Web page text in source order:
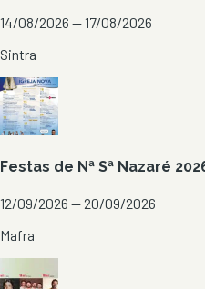
14/08/2026 — 17/08/2026
Sintra
Festas de Nª Sª Nazaré
12/09/2026 — 20/09/2026
Mafra